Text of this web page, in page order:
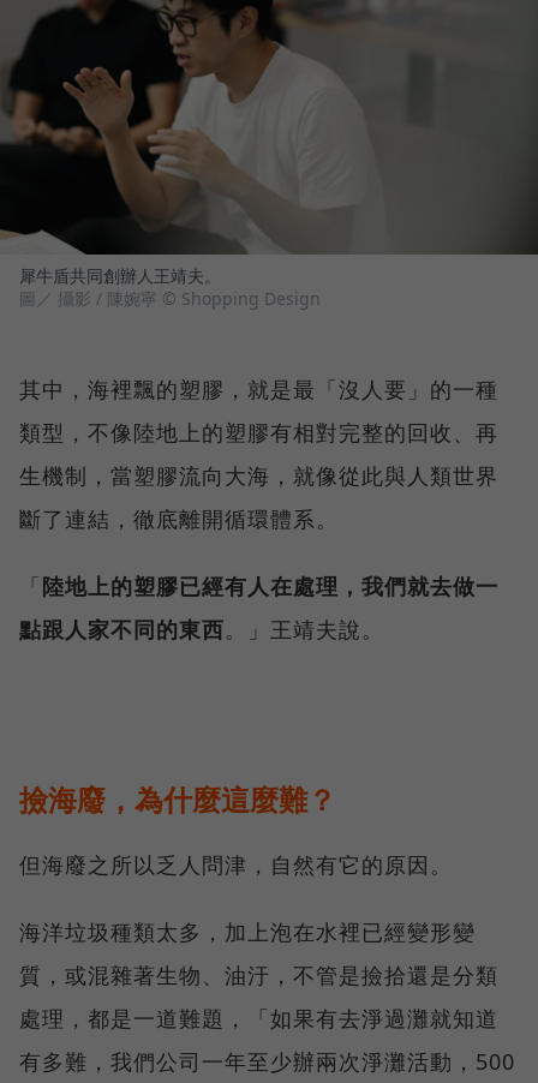
犀牛盾共同創辦人王靖夫。
圖／ 攝影 / 陳婉寧 © Shopping Design
其中，海裡飄的塑膠，就是最「沒人要」的一種
類型，不像陸地上的塑膠有相對完整的回收、再
生機制，當塑膠流向大海，就像從此與人類世界
斷了連結，徹底離開循環體系。
「陸地上的塑膠已經有人在處理，我們就去做一
點跟人家不同的東西。」王靖夫說。
撿海廢，為什麼這麼難？
但海廢之所以乏人問津，自然有它的原因。
海洋垃圾種類太多，加上泡在水裡已經變形變
質，或混雜著生物、油汙，不管是撿拾還是分類
處理，都是一道難題，「如果有去淨過灘就知道
有多難，我們公司一年至少辦兩次淨灘活動，500